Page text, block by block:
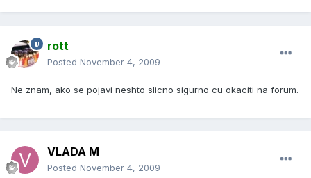
rott
Posted November 4, 2009
Ne znam, ako se pojavi neshto slicno sigurno cu okaciti na forum.
VLADA M
Posted November 4, 2009